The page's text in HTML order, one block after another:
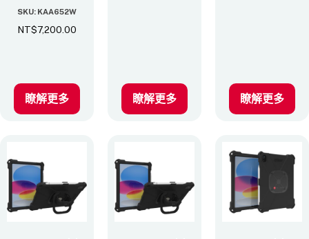
SKU: KAA652W
NT$7,200.00
瞭解更多 瞭解更多 瞭解更多